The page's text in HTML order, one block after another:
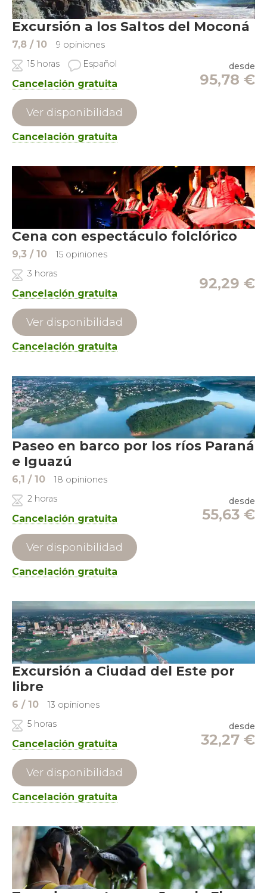
Excursión a los Saltos del Moconá
7,8 / 10
9 opiniones
15 horas
Español
Cancelación gratuita
desde
95,78 €
Ver disponibilidad
Cancelación gratuita
Cena con espectáculo folclórico
9,3 / 10
15 opiniones
3 horas
Cancelación gratuita
92,29 €
Ver disponibilidad
Cancelación gratuita
Paseo en barco por los ríos Paraná
e Iguazú
6,1 / 10
18 opiniones
2 horas
Cancelación gratuita
desde
55,63 €
Ver disponibilidad
Cancelación gratuita
Excursión a Ciudad del Este por
libre
6 / 10
13 opiniones
5 horas
Cancelación gratuita
desde
32,27 €
Ver disponibilidad
Cancelación gratuita